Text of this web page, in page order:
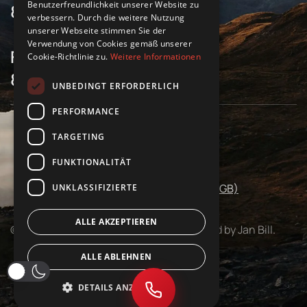
8 Uhr bis 17 Uhr
Freitag
8 Uhr bis 16 Uhr
Impressum
Datenschutz
Allgemeine Geschäftsbedingungen (AGB)
© 2026 Salvis. All rights reserved. Powered by Jan Bill.
Benutzerfreundlichkeit unserer Website zu
verbessern. Durch die weitere Nutzung
unserer Webseite stimmen Sie der
Verwendung von Cookies gemäß unserer
Cookie-Richtlinie zu. Weitere Informationen
UNBEDINGT ERFORDERLICH
PERFORMANCE
TARGETING
FUNKTIONALITÄT
UNKLASSIFIZIERTE
ALLE AKZEPTIEREN
ALLE ABLEHNEN
DETAILS ANZEIGEN